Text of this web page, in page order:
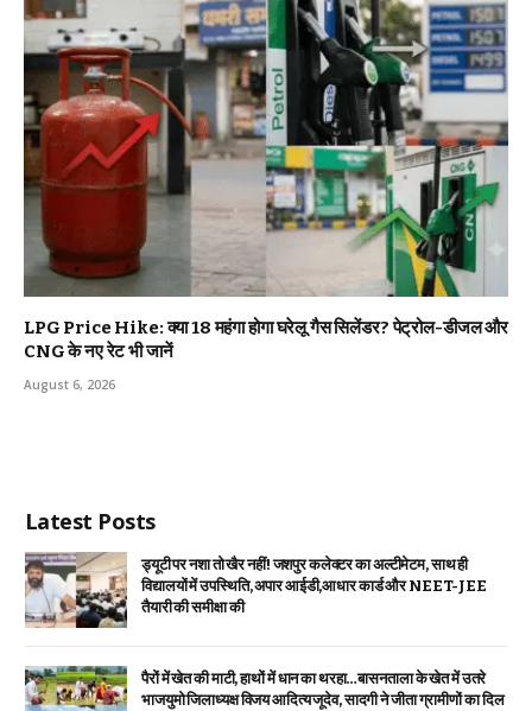
LPG Price Hike: क्या ₹18 महंगा होगा घरेलू गैस सिलेंडर? पेट्रोल-डीजल और
CNG के नए रेट भी जानें
August 6, 2026
Latest Posts
ड्यूटी पर नशा तो खैर नहीं! जशपुर कलेक्टर का अल्टीमेटम, साथ ही
विद्यालयों में उपस्थिति, अपार आईडी,आधार कार्ड और NEET-JEE
तैयारी की समीक्षा की
पैरों में खेत की माटी, हाथों में धान का थरहा…बासनताला के खेत में उतरे
भाजयुमो जिलाध्यक्ष विजय आदित्य जूदेव, सादगी ने जीता ग्रामीणों का दिल